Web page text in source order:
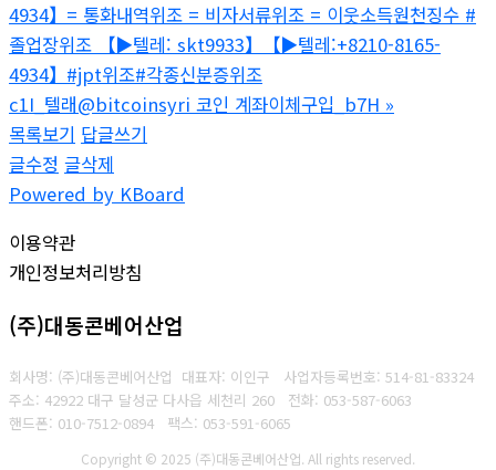
4934】= 통화내역위조 = 비자서류위조 = 이웃소득원천징수 #
졸업장위조 【▶텔레: skt9933】【▶텔레:+8210-8165-
4934】#jpt위조#각종신분증위조
c1I_텔래@bitcoinsyri 코인 계좌이체구입_b7H »
목록보기 답글쓰기
글수정 글삭제
Powered by KBoard
이용약관
개인정보처리방침
(주)대동콘베어산업
회사명: (주)대동콘베어산업 대표자: 이인구 사업자등록번호: 514-81-83324
주소: 42922 대구 달성군 다사읍 세천리 260 전화: 053-587-6063
핸드폰: 010-7512-0894
팩스: 053-591-6065
Copyright © 2025 (주)대동콘베어산업. All rights reserved.